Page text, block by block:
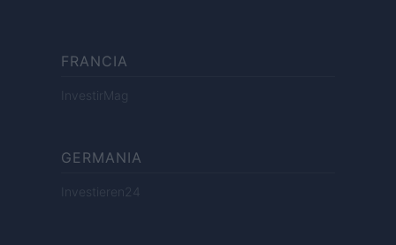
FRANCIA
InvestirMag
GERMANIA
Investieren24